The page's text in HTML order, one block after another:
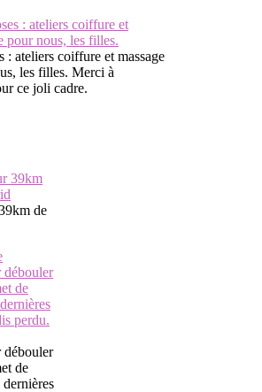
: ateliers coiffure et massage
les filles. Merci à
ce joli cadre.
de
débouler
de
dernières